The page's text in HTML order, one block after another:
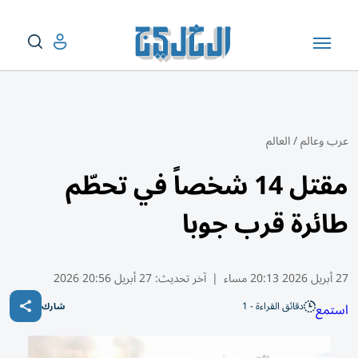
عرب وعالم/العالم
مقتل 14 شخصاً في تحطّم
طائرة قرب جوبا
27 أبريل 2026 20:13 مساء | آخر تحديث:27 أبريل 20:56 2026
استمع دقائق القراءة - 1 شارك